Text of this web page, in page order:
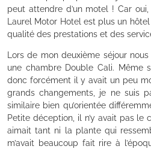
peut attendre d’un motel ! Car
Laurel Motor Hotel est plus un
qualité des prestations et des
Lors de mon deuxième séjour
une chambre Double Cali. Même
donc forcément il y avait un peu
grands changements, je ne suis
similaire bien qu’orientée
Petite déception, il n’y avait pas le
aimait tant ni la plante qui
m’avait beaucoup fait rire à